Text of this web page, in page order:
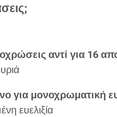
αντί για 16
για μονοχρωματική
ευελιξία